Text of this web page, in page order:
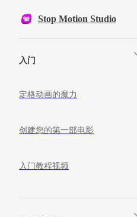
Skip to content
Stop Motion Studio
入门
定格动画的魔力
创建您的第一部电影
入门教程视频